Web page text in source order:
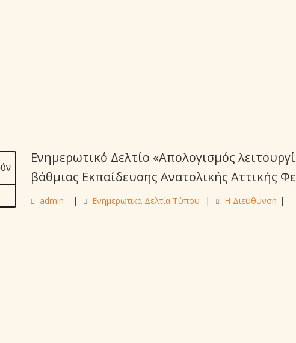
Ενημερωτικό Δελτίο «Απολογισμός
βάθμιας Εκπαίδευσης Ανατολικής Αττικής
admin_ | Ενημερωτικά Δελτία Τύπου | Η Διεύθυνση |